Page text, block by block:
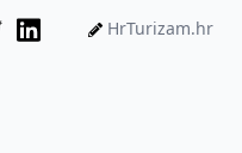
HrTurizam.hr